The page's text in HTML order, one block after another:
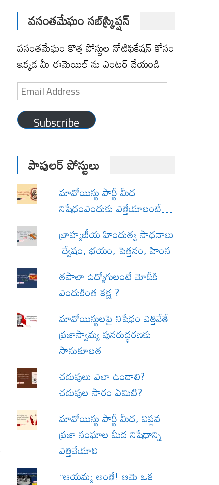
వసంతమేఘం సబ్‌స్క్రిప్షన్
వసంతమేఘం కొత్త పోస్టుల నోటిఫికేషన్ కోసం
ఇక్కడ మీ ఈమెయిల్ ను ఎంటర్ చేయండి
Email
Address
Subscribe
పాపులర్ పోస్టులు
మావోయిస్టు పార్టీ మీద
నిషేధంఎందుకు ఎత్తేయాలంటే…
బ్రాహ్మణీయ హిందుత్వ సాధనాలు
ద్వేషం, భయం, పెత్తనం, హింస
త‌పాలా ఉద్యోగులంటే మోదీకి
ఎందుకింత కక్ష ?
మావోయిస్టులపై నిషేధం ఎత్తివేతే
ప్రజాస్వామ్య పునరుద్ధరణకు
సానుకూలత
చదువులు ఎలా ఉండాలి?
చదువుల సారం ఏమిటి?
మావోయిస్టు పార్టీ మీద, విప్లవ
ప్రజా సంఘాల మీద నిషేధాన్ని
ఎత్తివేయాలి
“ఆయమ్మ అంతే! ఆమె ఒక